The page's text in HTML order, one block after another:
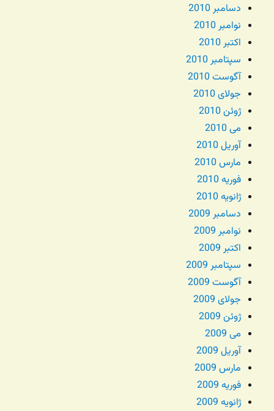
دسامبر 2010
نوامبر 2010
اکتبر 2010
سپتامبر 2010
آگوست 2010
جولای 2010
ژوئن 2010
می 2010
آوریل 2010
مارس 2010
فوریه 2010
ژانویه 2010
دسامبر 2009
نوامبر 2009
اکتبر 2009
سپتامبر 2009
آگوست 2009
جولای 2009
ژوئن 2009
می 2009
آوریل 2009
مارس 2009
فوریه 2009
ژانویه 2009